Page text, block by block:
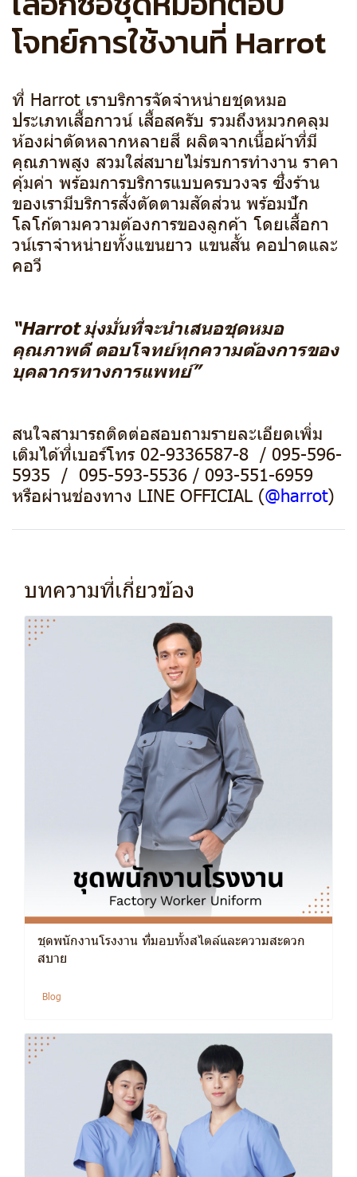
โจทย์การใช้งานที่ Harrot
ที่ Harrot เราบริการจัดจำหน่ายชุดหมอ
ประเภทเสื้อกาวน์ เสื้อสครับ รวมถึงหมวกคลุม
ห้องผ่าตัดหลากหลายสี ผลิตจากเนื้อผ้าที่มี
คุณภาพสูง สวมใส่สบายไม่รบการทำงาน ราคา
คุ้มค่า พร้อมการบริการแบบครบวงจร ซึ่งร้าน
ของเรามีบริการสั่งตัดตามสัดส่วน พร้อมปัก
โลโก้ตามความต้องการของลูกค้า โดยเสื้อกา
วน์เราจำหน่ายทั้งแขนยาว แขนสั้น คอปาดและ
คอวี
“Harrot มุ่งมั่นที่จะนำเสนอชุดหมอ
คุณภาพดี ตอบโจทย์ทุกความต้องการของ
บุคลากรทางการแพทย์”
สนใจสามารถติดต่อสอบถามรายละเอียดเพิ่ม
เติมได้ที่เบอร์โทร 02-9336587-8 / 095-596-
5935 / 095-593-5536 / 093-551-6959
หรือผ่านช่องทาง LINE OFFICIAL (@harrot)
บทความที่เกี่ยวข้อง
ชุดพนักงานโรงงาน ที่มอบทั้งสไตล์และความสะดวก
สบาย
Blog